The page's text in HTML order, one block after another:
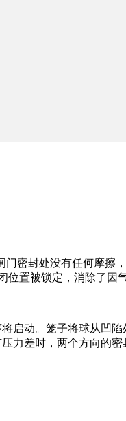
密封处没有任何摩擦
位置被锁定，消除了因
启动。笼子将球从凹
力差时，两个方向的密